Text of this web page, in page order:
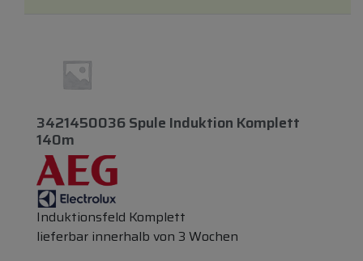
3421450036 Spule Induktion Komplett
140m
Induktionsfeld Komplett
lieferbar innerhalb von 3 Wochen